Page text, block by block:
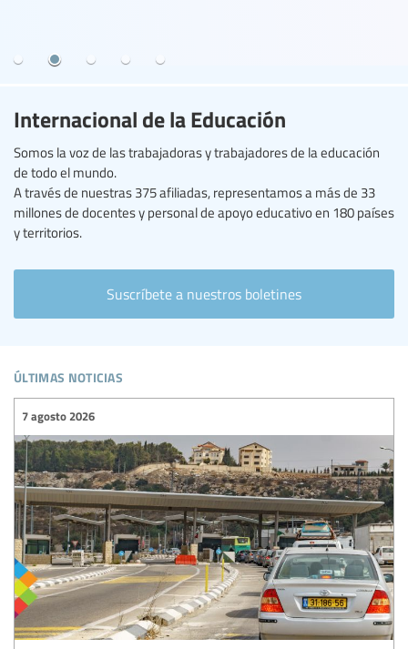
Internacional de la Educación
Somos la voz de las trabajadoras y trabajadores de la educación
de todo el mundo.
A través de nuestras 375 afiliadas, representamos a más de 33
millones de docentes y personal de apoyo educativo en 180 países
y territorios.
Suscríbete a nuestros boletines
últimas noticias
7 agosto 2026